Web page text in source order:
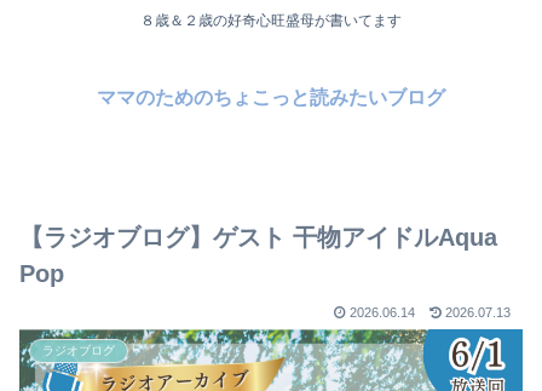
８歳＆２歳の好奇心旺盛母が書いてます
ママのためのちょこっと読みたいブログ
【ラジオブログ】ゲスト 干物アイドルAqua
Pop
2026.06.14 2026.07.13
ラジオブログ